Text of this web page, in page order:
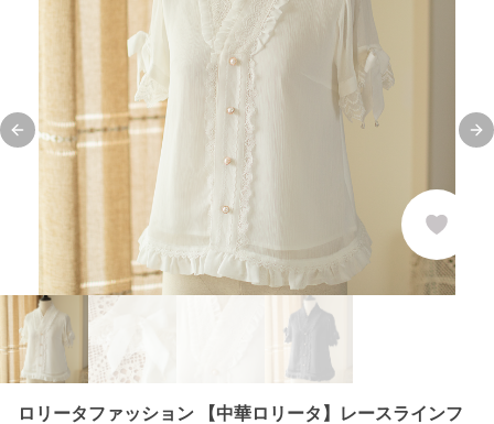
Previous slide
ロリータファッション 【中華ロリータ】レースラインフ